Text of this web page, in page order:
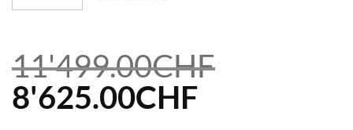
11'499.00CHF
Le
8'625.00CHFLe